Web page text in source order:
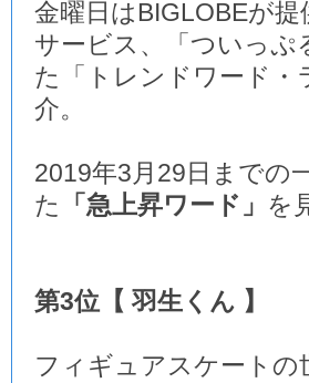
金曜日はBIGLOBEが
サービス、「ついっ
た「トレンドワード・
介。
2019年3月29日までの
た
「急上昇ワード」 を
第3位【 羽生くん 】
フィギュアスケートの